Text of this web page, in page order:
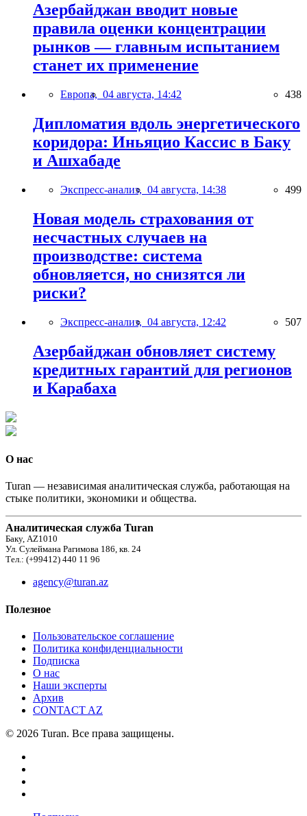
Азербайджан вводит новые
правила оценки концентрации
рынков — главным испытанием
станет их применение
Европа, 04 августа, 14:42 438
Дипломатия вдоль энергетического
коридора: Иньяцио Кассис в Баку
и Ашхабаде
Экспресс-анализ, 04 августа, 14:38 499
Новая модель страхования от
несчастных случаев на
производстве: система
обновляется, но снизятся ли
риски?
Экспресс-анализ, 04 августа, 12:42 507
Азербайджан обновляет систему
кредитных гарантий для регионов
и Карабаха
О нас
Turan — независимая аналитическая служба, работающая на
стыке политики, экономики и общества.
Аналитическая служба Turan
Баку, AZ1010
Ул. Сулеймана Рагимова 186, кв. 24
Тел.: (+99412) 440 11 96
agency@turan.az
Полезное
Пользовательское соглашение
Политика конфиденциальности
Подписка
О нас
Наши эксперты
Архив
CONTACT AZ
© 2026 Turan. Все права защищены.